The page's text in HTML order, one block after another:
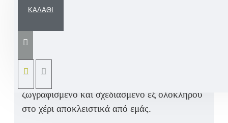
ΚΑΛΆΘΙ
μοναδικό Σετ βάπτισης για αγόρι "Αερόστατο
βεραμάν, πράσινου, γαλάζιου ή αποχρώσεις
ζωγραφισμένο και σχεδιασμένο εξ ολοκλήρου
στο χέρι αποκλειστικά από εμάς.